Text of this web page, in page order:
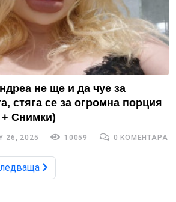
не ще и да чуе за
стяга се за огромна порция
Снимки)
26, 2025 10059 0 КОМЕНТАРА